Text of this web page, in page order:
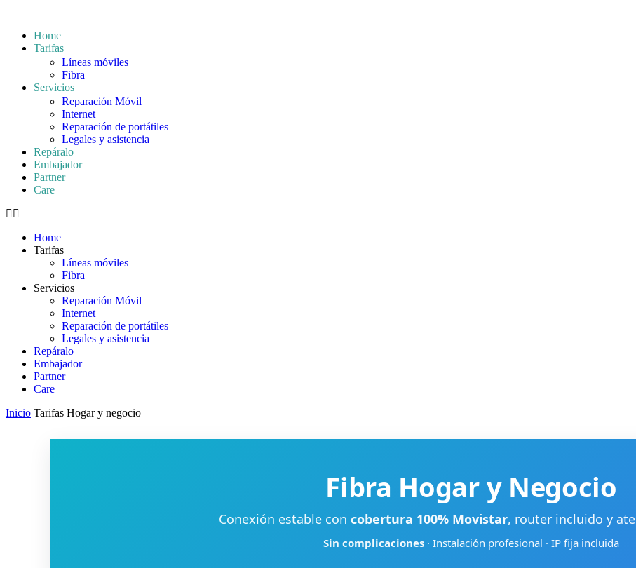
Home
Tarifas
Líneas móviles
Fibra
Servicios
Reparación Móvil
Internet
Reparación de portátiles
Legales y asistencia
Repáralo
Embajador
Partner
Care
Home
Tarifas
Líneas móviles
Fibra
Servicios
Reparación Móvil
Internet
Reparación de portátiles
Legales y asistencia
Repáralo
Embajador
Partner
Care
Inicio Tarifas Hogar y negocio
Fibra Hogar y Negocio
Conexión estable con cobertura 100% Movistar, router incluido y
Sin complicaciones · Instalación profesional · IP fija incluida